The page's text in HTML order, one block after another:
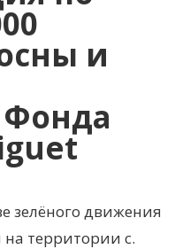
и
зелёного движения
на территории с.